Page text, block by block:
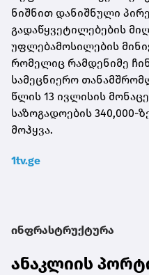
ნიშნით დანიშნული
გადაწყვეტილებების
უფლებამოსილების
რომელიც რამდენიმე
სამეცნიერო
წლის 13 ივლისის
საზოგადოების 340,000-
მოჰყვა.
1tv.ge
ინფრასტრუქტურა
ანაკლიის